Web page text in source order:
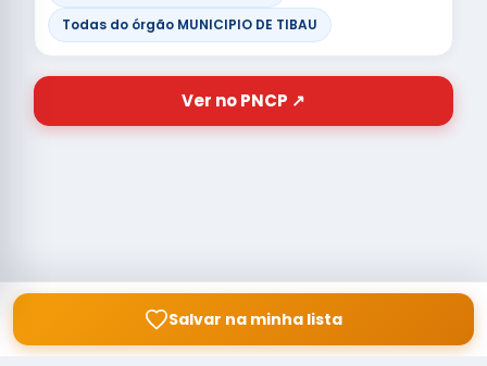
Todas do órgão MUNICIPIO DE TIBAU
Ver no PNCP ↗
Salvar na minha lista